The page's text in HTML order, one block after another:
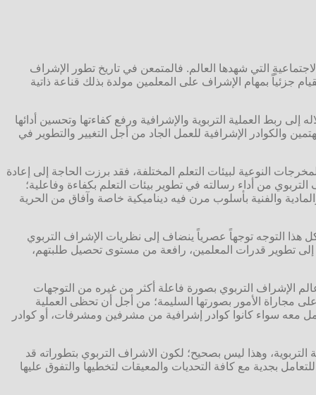
التي شهدها العالم. فالمتمعن في تاريخ تطور الإشراف
جزئياً بمهام الإشراف على المعلمين مولدة بذلك قناعة ذاتية
ربط العملية التربوية والإشرافية ورفع كفاءتها وتحسين أدائها
والكوادر الإشرافية للعمل الجاد من أجل التغيير والتطوير في
النوعية لبيئات التعلم المختلفة، فقد برزت الحاجة إلى إعادة
من أداء رسالته في تطوير بيئات التعلم بكفاءة وفاعلية؛
والفنية بأسلوب مرن فيه ديناميكية خاصة وآفاق من الحرية
هذا التوجه توجهاً عصرياً ينضاف إلى نظريات الإشراف التربوي
إلى تطوير قدرات المعلمين، رافعة من مستوى تحصيل طلبتهم،
الإشراف التربوي بصورة فاعلة أكثر من غيره من التوجهات
مجاراة الأمور بصورتها السليمة؛ من أجل أن تحظى العملية
معه سواء كانوا كوادر إشرافية من مشرفين ومشرفات، أو كوادر
وهذا ليس بصحيح؛ لكون الاشراف التربوي بتطوراته قد
بجدية مع كافة التحديات والمعيقات لتخطيها والتفوق عليها